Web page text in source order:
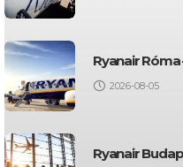
Ryanair
2026-08-05
Ryanair